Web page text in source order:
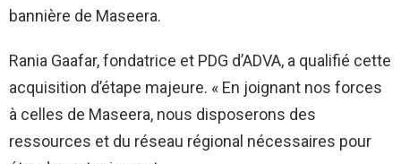
bannière de Maseera.
Rania Gaafar, fondatrice et PDG d’ADVA, a qualifié cette
acquisition d’étape majeure. « En joignant nos forces
à celles de Maseera, nous disposerons des
ressources et du réseau régional nécessaires pour